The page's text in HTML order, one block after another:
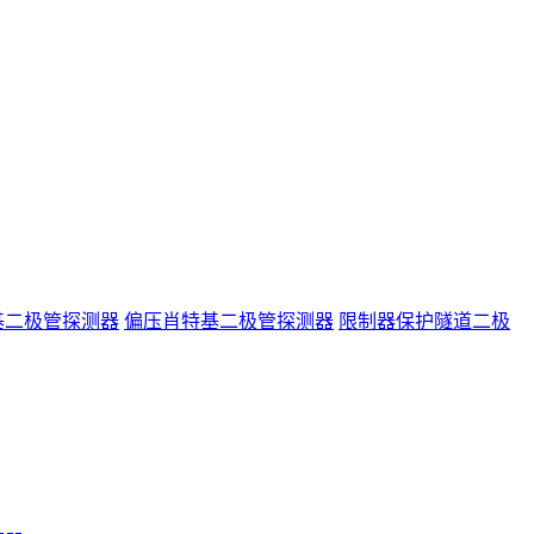
极管探测器 偏压肖特基二极管探测器 限制器保护隧道二极